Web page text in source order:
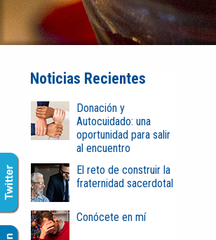
Noticias Recientes
Donación y
Autocuidado: una
oportunidad para salir
al encuentro
El reto de construir la
fraternidad sacerdotal
Conócete en mí